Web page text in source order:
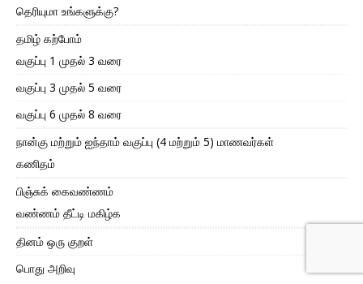
தெரியுமா உங்களுக்கு?
தமிழ் கற்போம்
வகுப்பு 1 முதல் 3 வரை
வகுப்பு 3 முதல் 5 வரை
வகுப்பு 6 முதல் 8 வரை
நான்கு மற்றும் ஐந்தாம் வகுப்பு (4 மற்றும் 5) மாணவர்கள்
கணிதம்
பிஞ்சுக் கைவண்ணம்
வண்ணம் தீட்டி மகிழ்க
தினம் ஒரு குறள்
பொது அறிவு